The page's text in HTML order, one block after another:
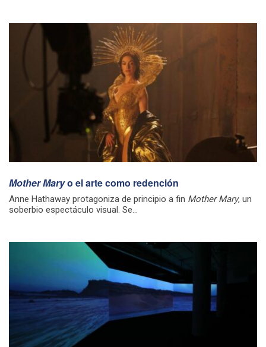
Mother Maryo el arte como redención
Anne Hathaway protagoniza de principio a fin Mother Mary, un
soberbio espectáculo visual. Se...